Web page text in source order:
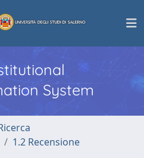
System
1.2 Recensione